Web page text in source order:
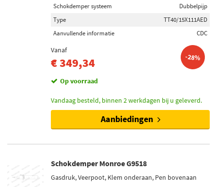
Schokdemper systeem
Dubbelpijp
Type
TT40/15X111AED
Aanvullende informatie
CDC
Vanaf
€ 349,34 -28%
Op voorraad
Vandaag besteld, binnen 2 werkdagen bij u geleverd.
Aanbiedingen
Schokdemper Monroe G9518
Gasdruk, Veerpoot, Klem onderaan, Pen bovenaan